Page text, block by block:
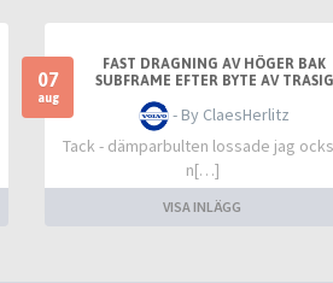
07
aug
FAST DRAGNING AV HÖGER BAK
SUBFRAME EFTER BYTE AV TRASIG
SLANGKOPPLING MELLAN
OCH TANK
- By ClaesHerlitz
Tack - dämparbulten lossade jag
n[…]
VISA INLÄGG